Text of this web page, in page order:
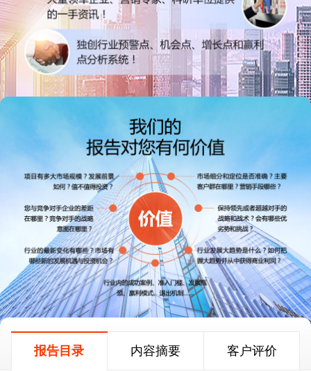
报告目录 内容摘要 客户评价